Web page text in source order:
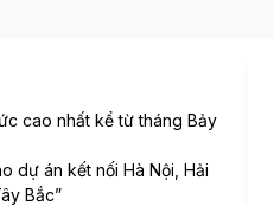
cao nhất kể từ tháng Bảy
dự án kết nối Hà Nội, Hải
Bắc”